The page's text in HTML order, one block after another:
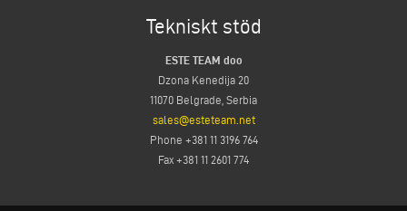
Tekniskt stöd
ESTE TEAM doo
Dzona Kenedija 20
11070 Belgrade, Serbia
sales@esteteam.net
Phone +381 11 3196 764
Fax +381 11 2601 774